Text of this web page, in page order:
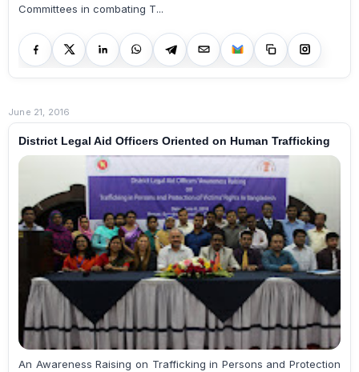
Committees in combating T...
June 21, 2016
District Legal Aid Officers Oriented on Human Trafficking
An Awareness Raising on Trafficking in Persons and Protection